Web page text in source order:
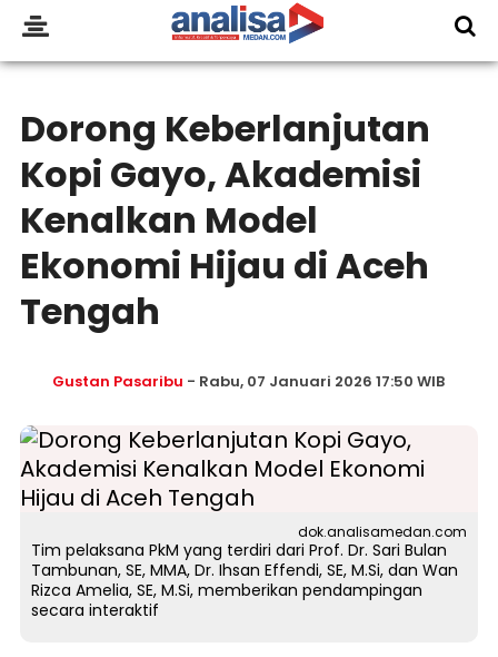
Dorong Keberlanjutan
Kopi Gayo, Akademisi
Kenalkan Model
Ekonomi Hijau di Aceh
Tengah
Gustan Pasaribu - Rabu, 07 Januari 2026 17:50 WIB
dok.analisamedan.com
Tim pelaksana PkM yang terdiri dari Prof. Dr. Sari Bulan
Tambunan, SE, MMA, Dr. Ihsan Effendi, SE, M.Si, dan Wan
Rizca Amelia, SE, M.Si, memberikan pendampingan
secara interaktif